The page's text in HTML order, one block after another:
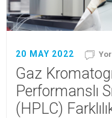
20 MAY 2022
Gaz
Performanslı
(HPLC)